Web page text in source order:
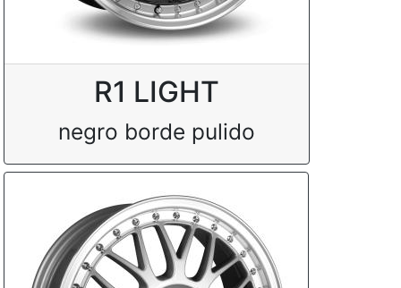
R1 LIGHT
negro borde pulido